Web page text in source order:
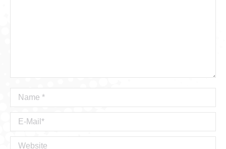
Name *
E-Mail *
Website